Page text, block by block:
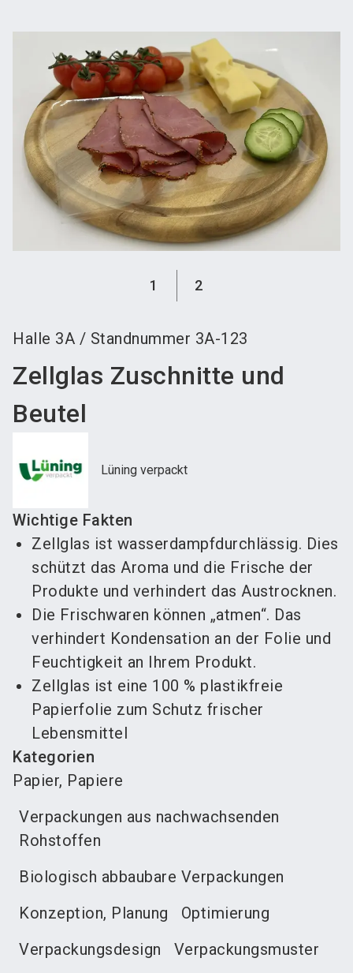
1 2
Halle 3A / Standnummer 3A-123
Zellglas Zuschnitte und
Beutel
Lüning verpackt
Wichtige Fakten
Zellglas ist wasserdampfdurchlässig. Dies
schützt das Aroma und die Frische der
Produkte und verhindert das Austrocknen.
Die Frischwaren können „atmen“. Das
verhindert Kondensation an der Folie und
Feuchtigkeit an Ihrem Produkt.
Zellglas ist eine 100 % plastikfreie
Papierfolie zum Schutz frischer
Lebensmittel
Kategorien
Papier, Papiere
Verpackungen aus nachwachsenden
Rohstoffen
Biologisch abbaubare Verpackungen
Konzeption, Planung
Optimierung
Verpackungsdesign
Verpackungsmuster